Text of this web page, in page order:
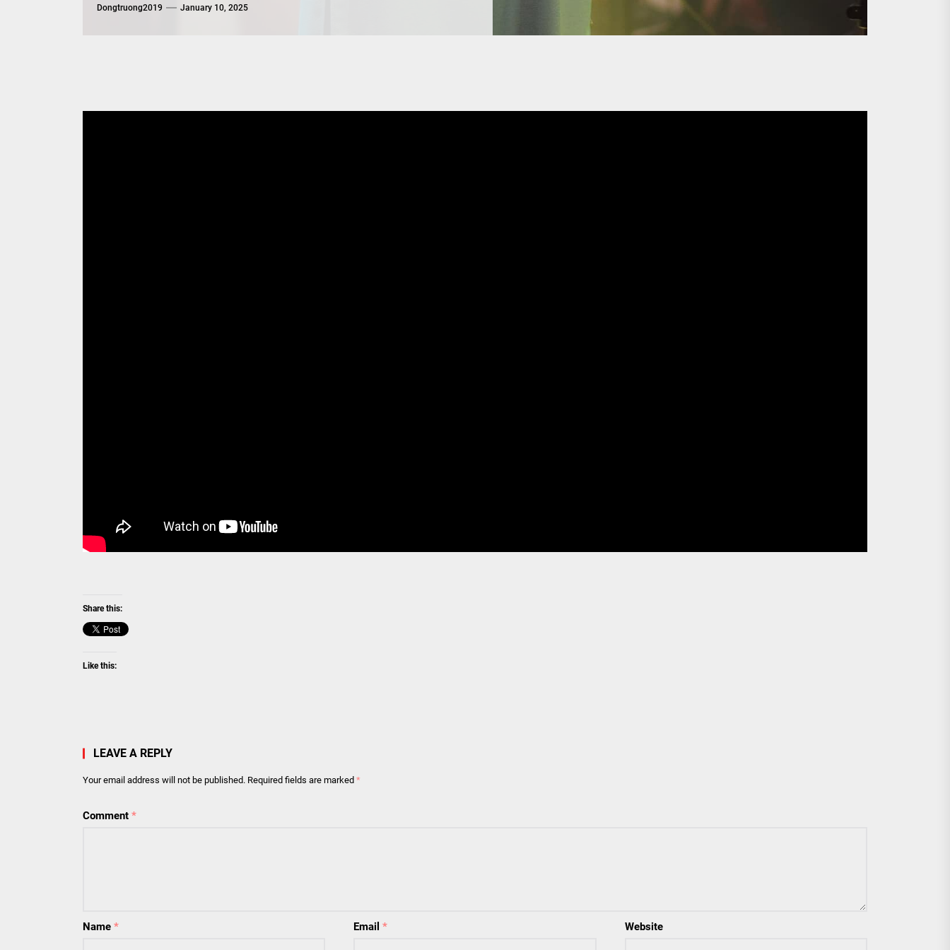
Dongtruong2019 January 10, 2025
Share this:
Like this:
LEAVE A REPLY
Your email address will not be published. Required fields are marked *
Comment *
Name * Email* Website